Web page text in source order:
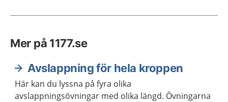
Mer på 1177.se
Avslappning för hela kroppen
Här kan du lyssna på fyra olika
avslappningsövningar med olika längd. Övningarna